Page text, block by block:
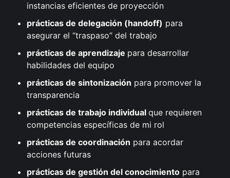
instancias eficientes de proyección
prácticas de delegación (handoff) para
asegurar el “traspaso” del trabajo
prácticas de aprendizaje para desarrollar
habilidades del equipo
prácticas de sintonización para promover la
transparencia
prácticas de trabajo individualque requieren
competencias específicas de mi rol
prácticas de coordinación para acordar
acciones futuras
prácticas de gestión del conocimiento para